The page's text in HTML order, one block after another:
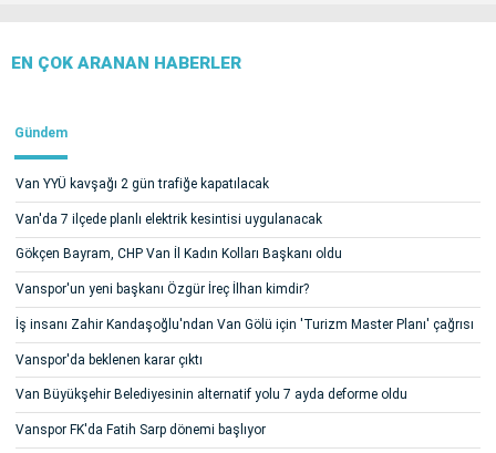
EN ÇOK ARANAN HABERLER
Gündem
Van YYÜ kavşağı 2 gün trafiğe kapatılacak
Van'da 7 ilçede planlı elektrik kesintisi uygulanacak
Gökçen Bayram, CHP Van İl Kadın Kolları Başkanı oldu
Vanspor'un yeni başkanı Özgür İreç İlhan kimdir?
İş insanı Zahir Kandaşoğlu'ndan Van Gölü için 'Turizm Master Planı' çağrısı
Vanspor'da beklenen karar çıktı
Van Büyükşehir Belediyesinin alternatif yolu 7 ayda deforme oldu
Vanspor FK'da Fatih Sarp dönemi başlıyor